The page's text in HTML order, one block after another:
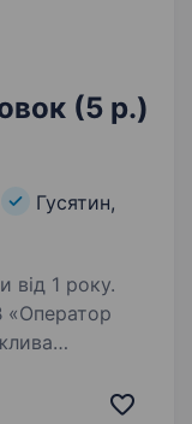
(5 р.)
Гусятин,
від 1 року.
системи